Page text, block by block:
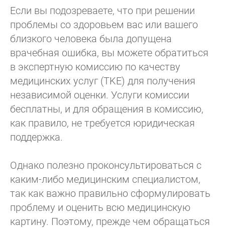
Если вы подозреваете, что при решении
проблемы со здоровьем вас или вашего
близкого человека была допущена
врачебная ошибка, вы можете обратиться
в экспертную комиссию по качеству
медицинских услуг (TKE) для получения
независимой оценки. Услуги комиссии
бесплатны, и для обращения в комиссию,
как правило, не требуется юридическая
поддержка.
Однако полезно проконсультироваться с
каким-либо медицинским специалистом,
так как важно правильно сформулировать
проблему и оценить всю медицинскую
картину. Поэтому, прежде чем обращаться